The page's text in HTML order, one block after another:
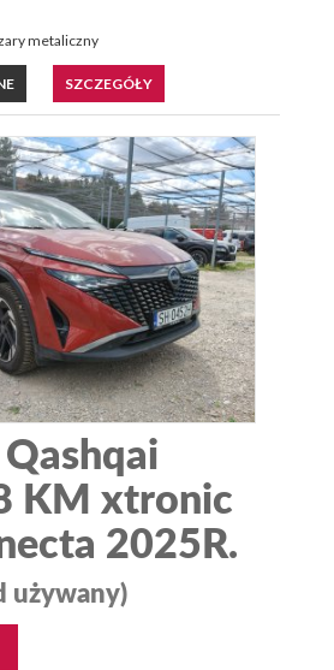
metaliczny
SZCZEGÓŁY
Qashqai
KM xtronic
2025R.
używany)